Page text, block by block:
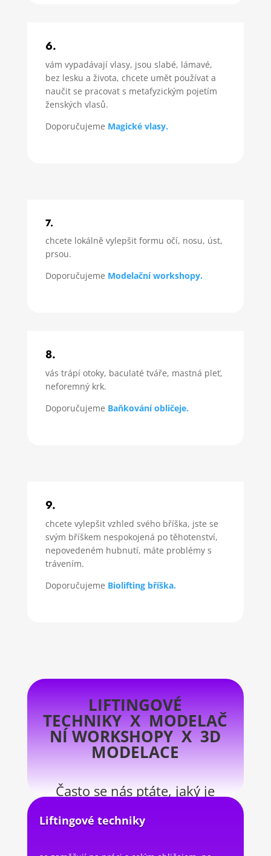
6.
vám vypadávají vlasy, jsou slabé, lámavé,
bez lesku a života, chcete umět používat a
naučit se pracovat s metafyzickým pojetím
ženských vlasů.
Doporučujeme Magické vlasy.
7.
chcete lokálně vylepšit formu očí, nosu, úst,
prsou.
Doporučujeme Modelační workshopy.
8.
vás trápí otoky, baculaté tváře, mastná pleť,
neforemný krk.
Doporučujeme Baňkování obličeje.
9.
chcete vylepšit vzhled svého bříška, jste se
svým bříškem nespokojená po těhotenství,
nepovedeném hubnutí, máte problémy s
trávením.
Doporučujeme Biolifting bříška.
LIFTINGOVÉ
TECHNIKY X MODELAČ
NÍ WORKSHOPY X 3D
MODELACE
Často se nás ptáte, jaký je
Liftingové techniky